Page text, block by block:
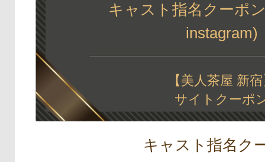
キャスト指名クーポ
instagram)
【美人茶屋 新
サイトクーポ
キャスト指名ク